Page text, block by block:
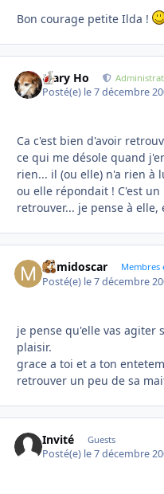
Bon courage petite Ilda !
Mary Ho
Posté(e) le 7 décembre
Ca c'est bien d'avoir
ce qui me désole quand
rien... il (ou elle) n'a rien à
ou elle répondait ! C'est
retrouver... je pense à elle,
mimidoscar Membres
Posté(e) le 7 décembre
je pense qu'elle vas agiter
plaisir.
grace a toi et a ton
retrouver un peu de sa
Invité Guests
Posté(e) le 7 décembre